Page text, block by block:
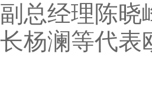
副总经理陈晓
长杨澜等代表